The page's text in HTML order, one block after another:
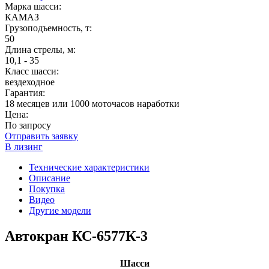
Марка шасси:
КАМАЗ
Грузоподъемность, т:
50
Длина стрелы, м:
10,1 - 35
Класс шасси:
вездеходное
Гарантия:
18 месяцев или 1000 моточасов наработки
Цена:
По запросу
Отправить заявку
В лизинг
Технические характеристики
Описание
Покупка
Видео
Другие модели
Автокран КС-6577К-3
Шасси